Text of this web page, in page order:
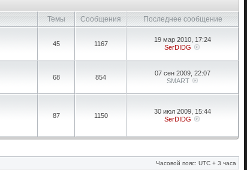
Темы Сообщения
Последнее сообщение
45 1167
19 мар 2010, 17:24
SerDIDG
68 854
07 сен 2009, 22:07
SMART
87 1150
30 июл 2009, 15:44
SerDIDG
Часовой пояс: UTC + 3 часа